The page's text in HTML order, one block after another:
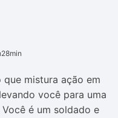
mistura ação em
você para uma
é um soldado e